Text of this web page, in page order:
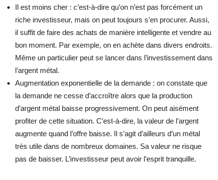
Il est moins cher : c’est-à-dire qu’on n’est pas forcément un
riche investisseur, mais on peut toujours s’en procurer. Aussi,
il suffit de faire des achats de manière intelligente et vendre au
bon moment. Par exemple, on en achète dans divers endroits.
Même un particulier peut se lancer dans l’investissement dans
l’argent métal.
Augmentation exponentielle de la demande : on constate que
la demande ne cesse d’accroître alors que la production
d’argent métal baisse progressivement. On peut aisément
profiter de cette situation. C’est-à-dire, la valeur de l’argent
augmente quand l’offre baisse. Il s’agit d’ailleurs d’un métal
très utile dans de nombreux domaines. Sa valeur ne risque
pas de baisser. L’investisseur peut avoir l’esprit tranquille.